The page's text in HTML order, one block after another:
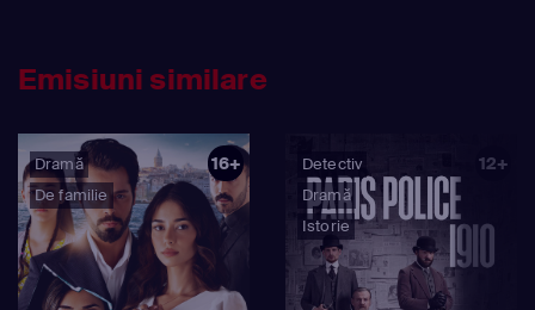
Emisiuni similare
Dramă
De familie
16+
Detectiv
Dramă
Istorie
12+